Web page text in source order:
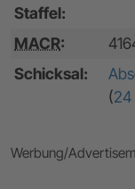
Staffel:
MACR:
Schicksal:
(24
Werbung/